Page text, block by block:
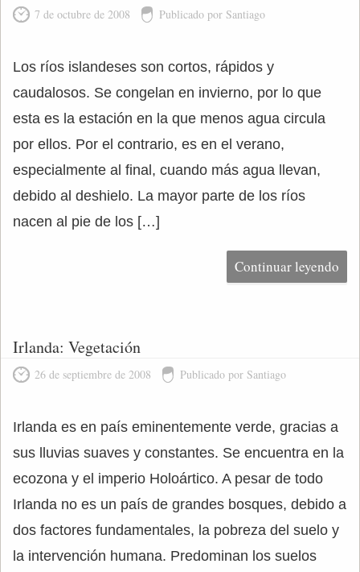
7 de octubre de 2008 Publicado por Santiago
Los ríos islandeses son cortos, rápidos y
caudalosos. Se congelan en invierno, por lo que
esta es la estación en la que menos agua circula
por ellos. Por el contrario, es en el verano,
especialmente al final, cuando más agua llevan,
debido al deshielo. La mayor parte de los ríos
nacen al pie de los […]
Continuar leyendo
Irlanda: Vegetación
26 de septiembre de 2008 Publicado por Santiago
Irlanda es en país eminentemente verde, gracias a
sus lluvias suaves y constantes. Se encuentra en la
ecozona y el imperio Holoártico. A pesar de todo
Irlanda no es un país de grandes bosques, debido a
dos factores fundamentales, la pobreza del suelo y
la intervención humana. Predominan los suelos